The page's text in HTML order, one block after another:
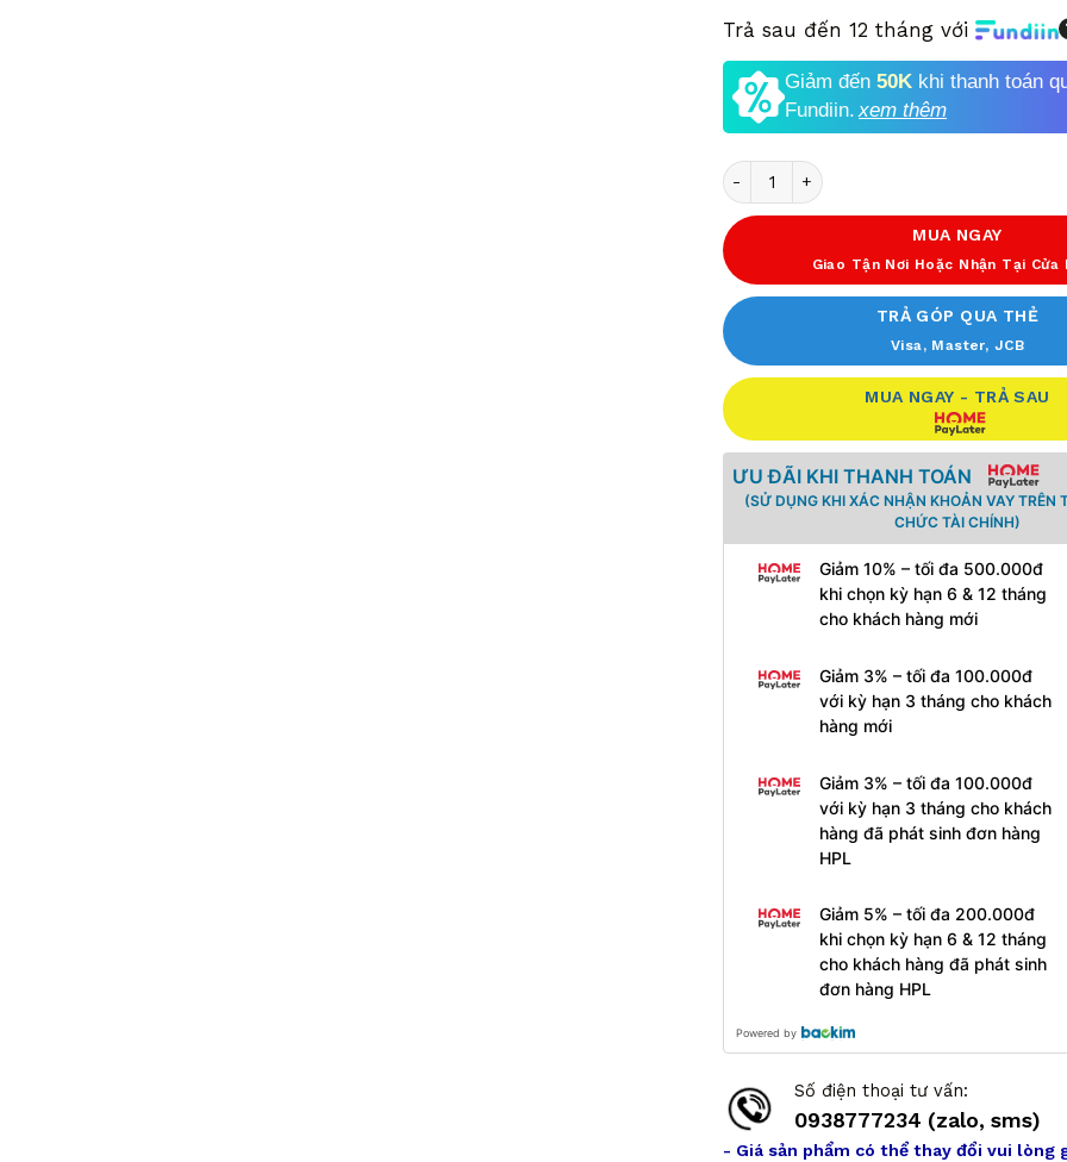
Trả sau đến 12 tháng với
Giảm đến 50K khi thanh toán
Fundiin. xem thêm
Số lượng
MUA NGAY
Giao Tận Nơi Hoặc Nhận Tại Cửa
TRẢ GÓP QUA THẺ
Visa, Master, JCB
MUA NGAY - TRẢ SAU
ƯU ĐÃI KHI THANH TOÁN
(SỬ DỤNG KHI XÁC NHẬN KHOẢN VAY TRÊN
CHỨC TÀI CHÍNH)
Giảm 10% – tối đa 500.000đ
khi chọn kỳ hạn 6 & 12 tháng
cho khách hàng mới
Giảm 3% – tối đa 100.000đ
với kỳ hạn 3 tháng cho khách
hàng mới
Giảm 3% – tối đa 100.000đ
với kỳ hạn 3 tháng cho khách
hàng đã phát sinh đơn hàng
HPL
Giảm 5% – tối đa 200.000đ
khi chọn kỳ hạn 6 & 12 tháng
cho khách hàng đã phát sinh
đơn hàng HPL
Powered by
Số điện thoại tư vấn:
0938777234 (zalo, sms)
- Giá sản phẩm có thể thay đổi vui lòng